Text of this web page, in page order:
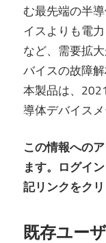
む最先端の半
イスよりも電
など、需要拡
バイスの故障
本製品は、
導体デバイス
この情報への
ます。ログイ
記リンクをク
既存ユー